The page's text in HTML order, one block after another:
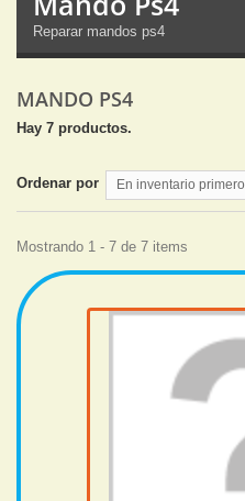
Reparar mandos ps4
MANDO PS4
Hay 7 productos.
Ordenar por En inventario primero
Mostrando 1 - 7 de 7 items